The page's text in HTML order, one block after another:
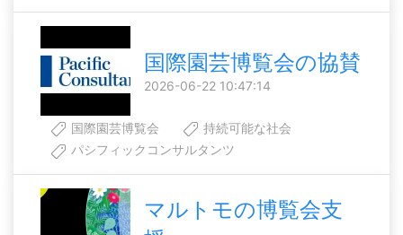
国際園芸博覧会の協賛
2026-06-22 10:47:14
国際園芸博覧会
持続可能な社会
パシフィックコンサルタンツ
マルトモの博覧会支